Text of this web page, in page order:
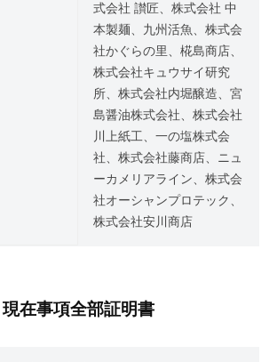
式会社 讃匠、株式会社 中
本製麺、九州活魚、株式会
社かぐらの里、椛島商店、
株式会社キュウサイ研究
所、株式会社内堀醸造、宮
島醤油株式会社、株式会社
川上紙工、一の塩株式会
社、株式会社藤商店、ニュ
ーカメリアライン、株式会
社オーシャンプロテック、
株式会社安川商店
現在事項全部証明書